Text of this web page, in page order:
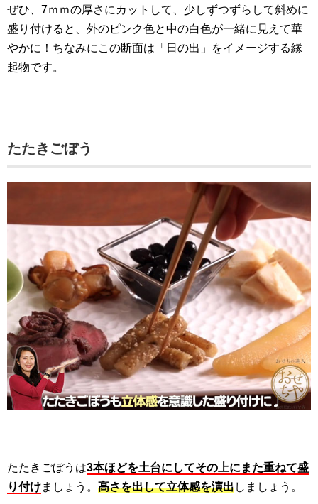
ぜひ、7ｍｍの厚さにカットして、少しずつずらして斜めに
盛り付けると、外のピンク色と中の白色が一緒に見えて華
やかに！ちなみにこの断面は「日の出」をイメージする縁
起物です。
たたきごぼう
たたきごぼうは3本ほどを土台にしてその上にまた重ねて盛
り付けましょう。 高さを出して立体感を演出しましょう。